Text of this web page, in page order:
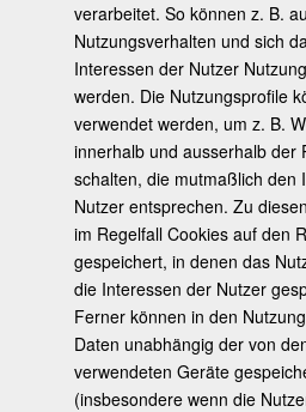
verarbeitet. So können z. B.
Nutzungsverhalten und sich
Interessen der Nutzer
werden. Die Nutzungsprofile
verwendet werden, um z. B.
innerhalb und ausserhalb der
schalten, die mutmaßlich den
Nutzer entsprechen. Zu
im Regelfall Cookies auf den
gespeichert, in denen das
die Interessen der Nutzer
Ferner können in den
Daten unabhängig der von
verwendeten Geräte
(insbesondere wenn die